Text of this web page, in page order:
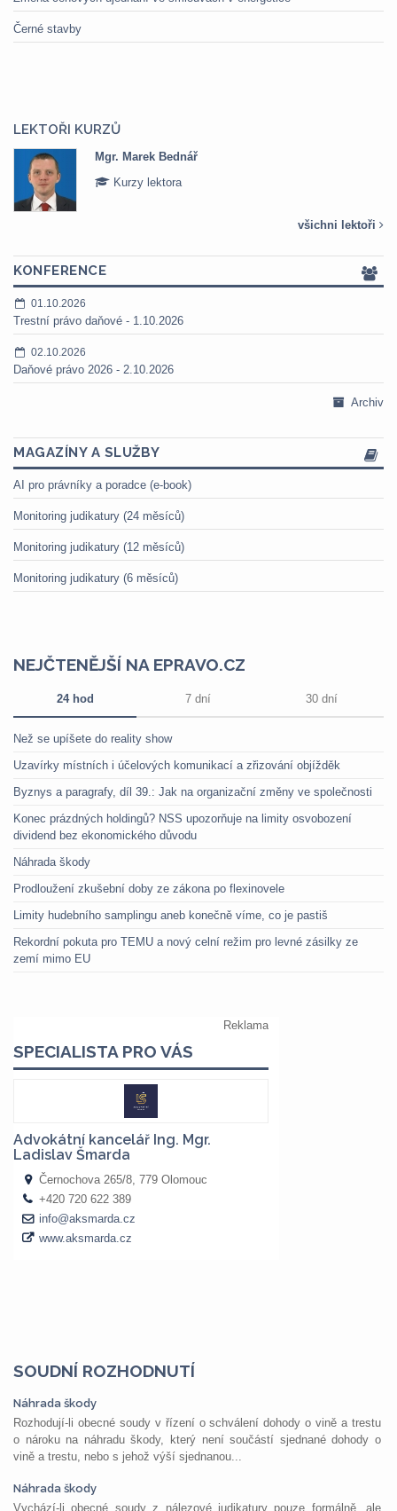
Černé stavby
LEKTOŘI KURZŮ
Mgr. Marek Bednář
Kurzy lektora
všichni lektoři
KONFERENCE
01.10.2026
Trestní právo daňové - 1.10.2026
02.10.2026
Daňové právo 2026 - 2.10.2026
Archiv
MAGAZÍNY A SLUŽBY
AI pro právníky a poradce (e-book)
Monitoring judikatury (24 měsíců)
Monitoring judikatury (12 měsíců)
Monitoring judikatury (6 měsíců)
NEJČTENĚJŠÍ NA EPRAVO.CZ
24 hod 7 dní 30 dní
Než se upíšete do reality show
Uzavírky místních i účelových komunikací a zřizování objížděk
Byznys a paragrafy, díl 39.: Jak na organizační změny ve společnosti
Konec prázdných holdingů? NSS upozorňuje na limity osvobození
dividend bez ekonomického důvodu
Náhrada škody
Prodloužení zkušební doby ze zákona po flexinovele
Limity hudebního samplingu aneb konečně víme, co je pastiš
Rekordní pokuta pro TEMU a nový celní režim pro levné zásilky ze
zemí mimo EU
SOUDNÍ ROZHODNUTÍ
Náhrada škody
Rozhodují-li obecné soudy v řízení o schválení dohody o vině a trestu
o nároku na náhradu škody, který není součástí sjednané dohody o
vině a trestu, nebo s jehož výší sjednanou...
Náhrada škody
Vychází-li obecné soudy z nálezové judikatury pouze formálně, ale